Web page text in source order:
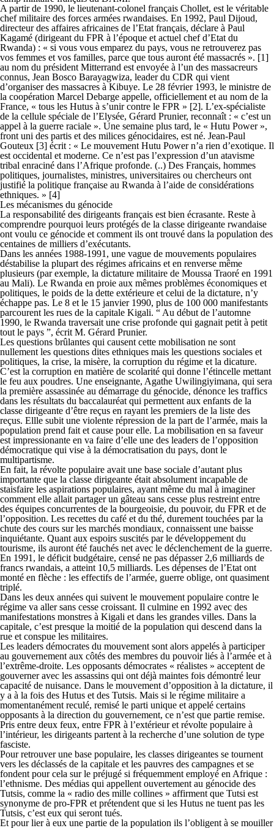
A partir de 1990, le lieutenant-colonel français Chollet, est le véritable
chef militaire des forces armées rwandaises. En 1992, Paul Dijoud,
directeur des affaires africaines de l’Etat français, déclare à Paul
Kagamé (dirigeant du FPR à l’époque et actuel chef d’Etat du
Rwanda) : « si vous vous emparez du pays, vous ne retrouverez pas
vos femmes et vos familles, parce que tous auront été massacrés ». [1]
au nom du président Mitterrand est envoyée à l’un des massacreurs
connus, Jean Bosco Barayagwiza, leader du CDR qui vient
d’organiser des massacres à Kibuye. Le 28 février 1993, le ministre de
la coopération Marcel Debarge appelle, officiellement et au nom de la
France, « tous les Hutus à s’unir contre le FPR » [2]. L’ex-spécialiste
de la cellule spéciale de l’Elysée, Gérard Prunier, reconnaît : « c’est un
appel à la guerre raciale ». Une semaine plus tard, le « Hutu Power »,
front uni des partis et des milices génocidaires, est né. Jean-Paul
Gouteux [3] écrit : « Le mouvement Hutu Power n’a rien d’exotique. Il
est occidental et moderne. Ce n’est pas l’expression d’un atavisme
tribal enraciné dans l’Afrique profonde. (..) Des Français, hommes
politiques, journalistes, ministres, universitaires ou chercheurs ont
justifié la politique française au Rwanda à l’aide de considérations
ethniques. » [4]
Les mécanismes du génocide
La responsabilité des dirigeants français est bien écrasante. Reste à
comprendre pourquoi leurs protégés de la classe dirigeante rwandaise
ont voulu ce génocide et comment ils ont trouvé dans la population des
centaines de milliers d’exécutants.
Dans les années 1988-1991, une vague de mouvements populaires
déstabilise la plupart des régimes africains et en renverse même
plusieurs (par exemple, la dictature militaire de Moussa Traoré en 1991
au Mali). Le Rwanda en proie aux mêmes problèmes économiques et
politiques, le poids de la dette extérieure et celui de la dictature, n’y
échappe pas. Le 8 et le 15 janvier 1990, plus de 100 000 manifestants
parcourent les rues de la capitale Kigali. “ Au début de l’automne
1990, le Rwanda traversait une crise profonde qui gagnait petit à petit
tout le pays ”, écrit M. Gérard Prunier.
Les questions brûlantes qui causent cette mobilisation ne sont
nullement les questions dites ethniques mais les questions sociales et
politiques, la crise, la misère, la corruption du régime et la dicature.
C’est la corruption en matière de scolarité qui donne l’étincelle mettant
le feu aux poudres. Une enseignante, Agathe Uwilingiyimana, qui sera
la première assassinée au démarrage du génocide, dénonce les traffics
dans les résultats du baccalauréat qui permettent aux enfants de la
classe dirigeante d’être reçus en rayant les premiers de la liste des
reçus. Ellle subit une violente répression de la part de l’armée, mais la
population prend fait et cause pour elle. La mobilisation en sa faveur
est impressionante en va faire d’elle une des leaders de l’opposition
démocratique qui vise à la démocratisation du pays, dont le
multipartisme.
En fait, la révolte populaire avait une base sociale d’autant plus
importante que la classe dirigeante était absolument incapable de
staisfaire les aspirations populaires, ayant même du mal à imaginer
comment elle allait partager un gâteau sans cesse plus restreint entre
des équipes concurrentes de la bourgeoisie, du pouvoir, du FPR et de
l’opposition. Les recettes du café et du thé, durement touchées par la
chute des cours sur les marchés mondiaux, connaissent une baisse
inquiétante. Quant aux espoirs suscités par le développement du
tourisme, ils auront été fauchés net avec le déclenchement de la guerre.
En 1991, le déficit budgétaire, censé ne pas dépasser 2,6 milliards de
francs rwandais, a atteint 10,5 milliards. Les dépenses de l’Etat ont
monté en flèche : les effectifs de l’armée, guerre oblige, ont quasiment
triplé.
Dans les deux années qui suivent le mouvement populaire contre le
régime va aller sans cesse croissant. Il culmine en 1992 avec des
manifestations monstres à Kigali et dans les grandes villes. Dans la
capitale, c’est presque la moitié de la population qui descend dans la
rue et conspue les militaires.
Les leaders démocrates du mouvement sont alors appelés à participer
au gouvernement aux côtés des membres du pouvoir liés à l’armée et à
l’extrême-droite. Les opposants démocrates « réalistes » acceptent de
gouverner avec les assassins qui ont déjà maintes fois démontré leur
capacité de nuisance. Dans le mouvement d’opposition à la dictature, il
y a à la fois des Hutus et des Tutsis. Mais si le régime militaire a
momentanément reculé, remisé le parti unique et appelé certains
opposants à la direction du gouvernement, ce n’est que partie remise.
Pris entre deux feux, entre FPR à l’extérieur et révolte populaire à
l’intérieur, les dirigeants partent à la recherche d’une solution de type
fasciste.
Pour retrouver une base populaire, les classes dirigeantes se tournent
vers les déclassés de la capitale et les pauvres des campagnes et se
fondent pour cela sur le préjugé si fréquemment employé en Afrique :
l’ethnisme. Des médias qui appellent ouvertement au génocide des
Tutsis, comme la « radio des mille collines » affirment que Tutsi est
synonyme de pro-FPR et prétendent que si les Hutus ne tuent pas les
Tutsis, c’est eux qui seront tués.
Et pour lier à eux une partie de la population ils l’obligent à se mouiller